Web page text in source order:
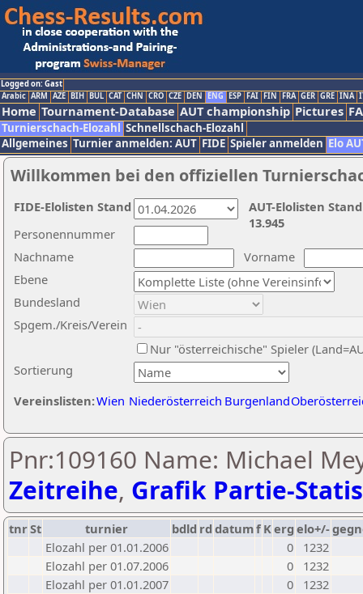
Logged on: Gast
Arabic ARM AZE BIH BUL CAT CHN CRO CZE DEN ENG ESP FAI FIN FRA GER GRE INA
Home Tournament-Database AUT championship Pictures
Turnierschach-Elozahl Schnellschach-Elozahl
Allgemeines Turnier anmelden: AUT FIDE Spieler anmelden Elo
Willkommen bei den offiziellen
Nachname
Vorname
Ebene
Sortierung
Personennummer
Bundesland
Spgem./Kreis/Verein
Nur "österreichische" Spieler
Vereinslisten:Wien Niederösterreich Burgenland
AUT-Elolisten
13.945
FIDE-Elolisten Stand
Pnr:109160 Name: Michael
Zeitreihe, Grafik Partie-
tnrSt turnier bdld rd datumf Kerg elo+/-
Elozahl per 01.01.2006
0
1232
Elozahl per 01.07.2006
0
1232
Elozahl per 01.01.2007
0
1232